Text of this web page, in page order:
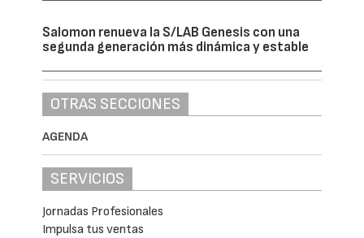
Salomon renueva la S/LAB Genesis con una
segunda generación más dinámica y estable
OTRAS SECCIONES
AGENDA
SERVICIOS
Jornadas Profesionales
Impulsa tus ventas